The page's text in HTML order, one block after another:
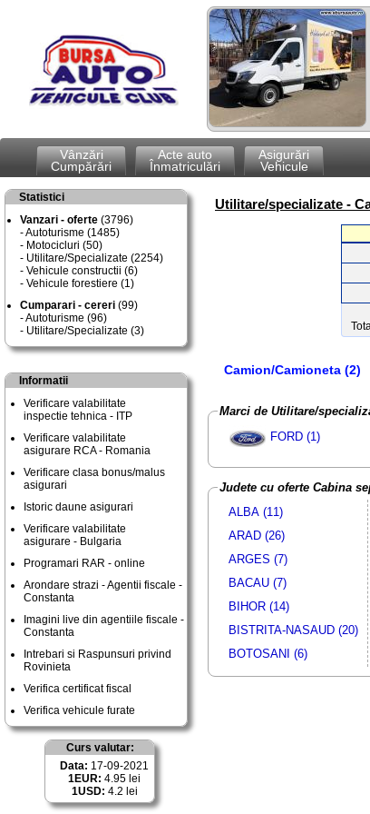
Vânzări
Cumpărări
Acte auto
Înmatriculări
Asigurări
Vehicule
Statistici
Vanzari - oferte (3796)
Autoturisme (1485)
Motocicluri (50)
Utilitare/Specializate (2254)
Vehicule constructii (6)
Vehicule forestiere (1)
Cumparari - cereri (99)
Autoturisme (96)
Utilitare/Specializate (3)
Informatii
Verificare valabilitate
inspectie tehnica - ITP
Verificare valabilitate
asigurare RCA - Romania
Verificare clasa bonus/malus
asigurari
Istoric daune asigurari
Verificare valabilitate
asigurare - Bulgaria
Programari RAR - online
Arondare strazi - Agentii fiscale -
Constanta
Imagini live din agentiile fiscale -
Constanta
Intrebari si Raspunsuri privind
Rovinieta
Verifica certificat fiscal
Verifica vehicule furate
Curs valutar:
Data: 17-09-2021
1EUR: 4.95 lei
1USD: 4.2 lei
Utilitare/specializate -
Camion/Camioneta (2)
Marci de Utilitare/
FORD (1)
Judete cu oferte Cabina
ALBA (11)
ARAD (26)
ARGES (7)
BACAU (7)
BIHOR (14)
BISTRITA-NASAUD (20)
BOTOSANI (6)